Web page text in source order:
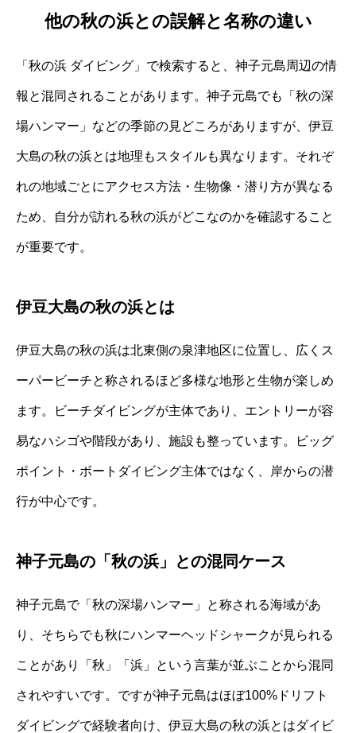
他の秋の浜との誤解と名称の違い
「秋の浜 ダイビング」で検索すると、神子元島周辺の情
報と混同されることがあります。神子元島でも「秋の深
場ハンマー」などの季節の見どころがありますが、伊豆
大島の秋の浜とは地理もスタイルも異なります。それぞ
れの地域ごとにアクセス方法・生物像・潜り方が異なる
ため、自分が訪れる秋の浜がどこなのかを確認すること
が重要です。
伊豆大島の秋の浜とは
伊豆大島の秋の浜は北東側の泉津地区に位置し、広くス
ーパービーチと称されるほど多様な地形と生物が楽しめ
ます。ビーチダイビングが主体であり、エントリーが容
易なハシゴや階段があり、施設も整っています。ビッグ
ポイント・ボートダイビング主体ではなく、岸からの潜
行が中心です。
神子元島の「秋の浜」との混同ケース
神子元島で「秋の深場ハンマー」と称される海域があ
り、そちらでも秋にハンマーヘッドシャークが見られる
ことがあり「秋」「浜」という言葉が並ぶことから混同
されやすいです。ですが神子元島はほぼ100%ドリフト
ダイビングで経験者向け、伊豆大島の秋の浜とはダイビ